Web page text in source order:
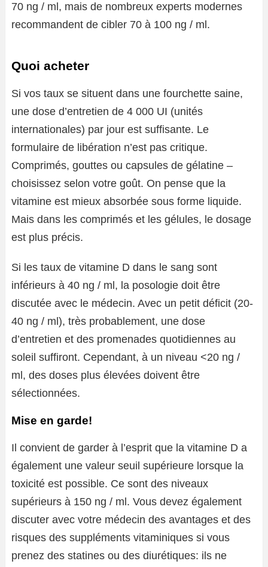
70 ng / ml, mais de nombreux experts modernes
recommandent de cibler 70 à 100 ng / ml.
Quoi acheter
Si vos taux se situent dans une fourchette saine,
une dose d’entretien de 4 000 UI (unités
internationales) par jour est suffisante. Le
formulaire de libération n’est pas critique.
Comprimés, gouttes ou capsules de gélatine –
choisissez selon votre goût. On pense que la
vitamine est mieux absorbée sous forme liquide.
Mais dans les comprimés et les gélules, le dosage
est plus précis.
Si les taux de vitamine D dans le sang sont
inférieurs à 40 ng / ml, la posologie doit être
discutée avec le médecin. Avec un petit déficit (20-
40 ng / ml), très probablement, une dose
d’entretien et des promenades quotidiennes au
soleil suffiront. Cependant, à un niveau <20 ng /
ml, des doses plus élevées doivent être
sélectionnées.
Mise en garde!
Il convient de garder à l’esprit que la vitamine D a
également une valeur seuil supérieure lorsque la
toxicité est possible. Ce sont des niveaux
supérieurs à 150 ng / ml. Vous devez également
discuter avec votre médecin des avantages et des
risques des suppléments vitaminiques si vous
prenez des statines ou des diurétiques: ils ne